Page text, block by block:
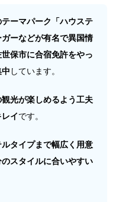
ーマパーク「ハウステ
ーなどが有名で異国情
保市に合宿免許をやっ
しています。
光が楽しめるよう工夫
イです。
タイプまで幅広く用意
スタイルに合いやすい